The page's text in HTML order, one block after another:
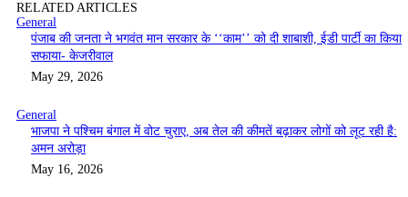
RELATED ARTICLES
General
पंजाब की जनता ने भगवंत मान सरकार के ‘‘काम’’ को दी शाबाशी, ईडी पार्टी का किया
सफाया- केजरीवाल
May 29, 2026
General
भाजपा ने पश्चिम बंगाल में वोट चुराए, अब तेल की कीमतें बढ़ाकर लोगों को लूट रही है:
अमन अरोड़ा
May 16, 2026